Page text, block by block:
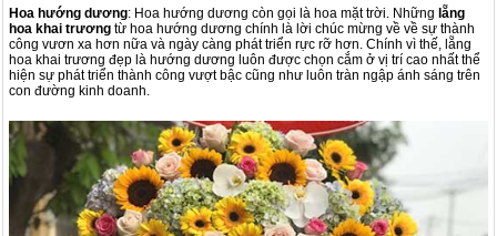
Hoa hướng dương: Hoa hướng dương còn gọi là hoa mặt trời. Những lẵng
hoa khai trương từ hoa hướng dương chính là lời chúc mừng về về sự thành
công vươn xa hơn nữa và ngày càng phát triển rực rỡ hơn. Chính vì thế, lẵng
hoa khai trương đẹp là hướng dương luôn được chọn cắm ở vị trí cao nhất thể
hiện sự phát triển thành công vượt bậc cũng như luôn tràn ngập ánh sáng trên
con đường kinh doanh.